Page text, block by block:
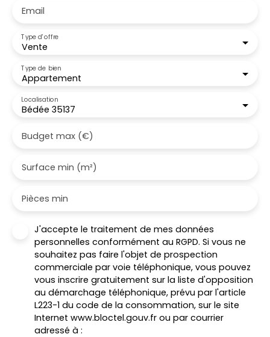
Email
Vente
Type d'offre
Appartement
Type de bien
Bédée 35137
Localisation
Budget max (€)
Surface min (m²)
Pièces min
J'accepte le traitement de mes données
personnelles conformément au RGPD. Si vous ne
souhaitez pas faire l'objet de prospection
commerciale par voie téléphonique, vous pouvez
vous inscrire gratuitement sur la liste d'opposition
au démarchage téléphonique, prévu par l'article
L223-1 du code de la consommation, sur le site
Internet www.bloctel.gouv.fr ou par courrier
adressé à :